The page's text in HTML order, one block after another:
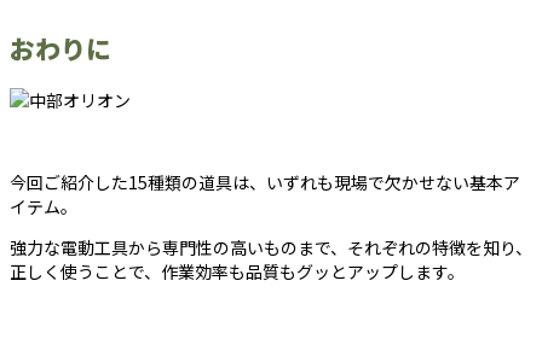
おわりに
今回ご紹介した15種類の道具は、いずれも現場で欠かせない基本ア
イテム。
強力な電動工具から専門性の高いものまで、それぞれの特徴を知り、
正しく使うことで、作業効率も品質もグッとアップします。